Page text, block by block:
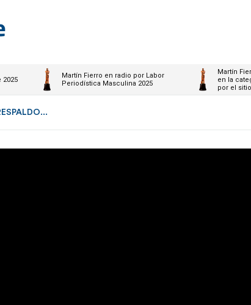
2025
Martín Fierro en radio por Labor
Periodística Masculina 2025
Martín
en la
por el